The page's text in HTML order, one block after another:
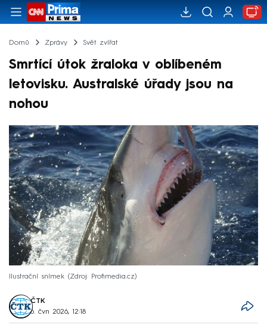
Domů Zprávy Svět zvířat
Smrtící útok žraloka v oblíbeném
letovisku. Australské úřady jsou na
nohou
Ilustrační snímek Zdroj: Profimedia.cz
ČTK
6. čvn 2026, 12:18